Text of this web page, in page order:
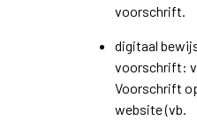
voorschrift.
digitaal
voorschrift:
Voorschrift
website (vb.